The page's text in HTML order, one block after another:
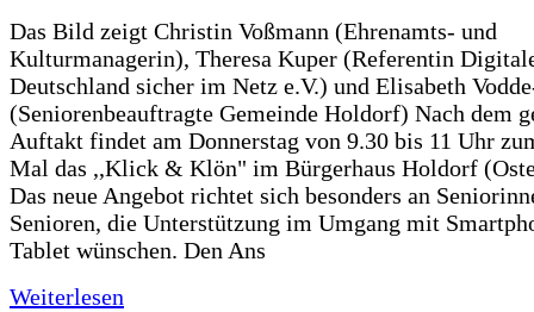
Das Bild zeigt Christin Voßmann (Ehrenamts- und
Kulturmanagerin), Theresa Kuper (Referentin
Deutschland sicher im Netz e.V.) und Elisabeth
(Seniorenbeauftragte Gemeinde Holdorf) Nach dem
Auftakt findet am Donnerstag von 9.30 bis 11 Uhr
Mal das ,,Klick & Klön" im Bürgerhaus Holdorf
Das neue Angebot richtet sich besonders an
Senioren, die Unterstützung im Umgang mit
Tablet wünschen. Den Ans
Weiterlesen